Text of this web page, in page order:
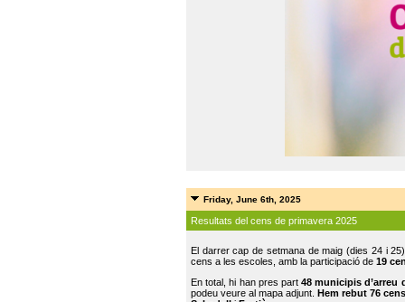
Friday, June 6th, 2025
Resultats del cens de primavera 2025
El darrer cap de setmana de maig (dies 24 i
cens a les escoles, amb la participació de 19
En total, hi han pres part48 municipis d’arreu
podeu veure al mapa adjunt. Hem rebut 76